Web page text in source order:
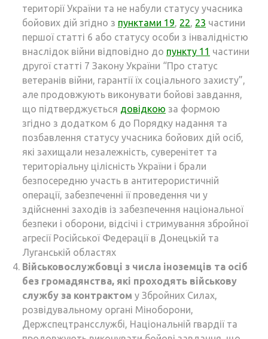
території України та не набули статусу учасника
бойових дій згідно з пунктами 19, 22, 23 частини
першої статті 6 або статусу особи з інвалідністю
внаслідок війни відповідно до пункту 11 частини
другої статті 7 Закону України “Про статус
ветеранів війни, гарантії їх соціального захисту”,
але продовжують виконувати бойові завдання,
що підтверджується довідкою за формою
згідно з додатком 6 до Порядку надання та
позбавлення статусу учасника бойових дій осіб,
які захищали незалежність, суверенітет та
територіальну цілісність України і брали
безпосередню участь в антитерористичній
операції, забезпеченні її проведення чи у
здійсненні заходів із забезпечення національної
безпеки і оборони, відсічі і стримування збройної
агресії Російської Федерації в Донецькій та
Луганській областях
Військовослужбовці з числа іноземців та осіб
без громадянства, які проходять військову
службу за контрактом у Збройних Силах,
розвідувальному органі Міноборони,
Держспецтрансслужбі, Національній гвардії та